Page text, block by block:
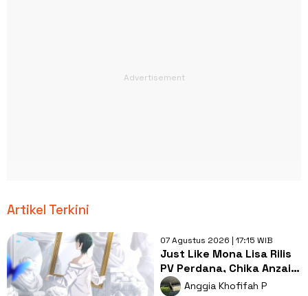
Artikel Terkini
07 Agustus 2026 | 17:15 WIB
Just Like Mona Lisa Rilis
PV Perdana, Chika Anzai
Isi Suara Karakter Utama
Anggia Khofifah P